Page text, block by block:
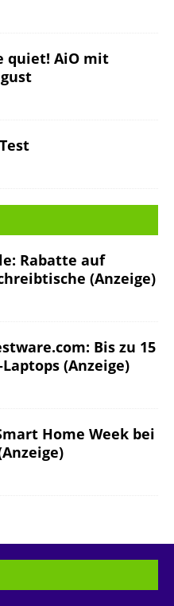
quiet! AiO mit
Rabatte auf
(Anzeige)
Bis zu 15
(Anzeige)
Home Week bei